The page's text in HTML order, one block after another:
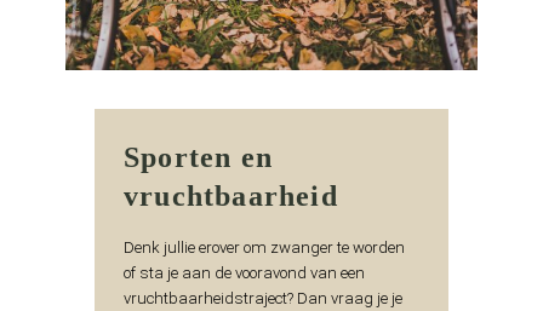
Sporten en
vruchtbaarheid
Denk jullie erover om zwanger te worden
of sta je aan de vooravond van een
vruchtbaarheidstraject? Dan vraag je je